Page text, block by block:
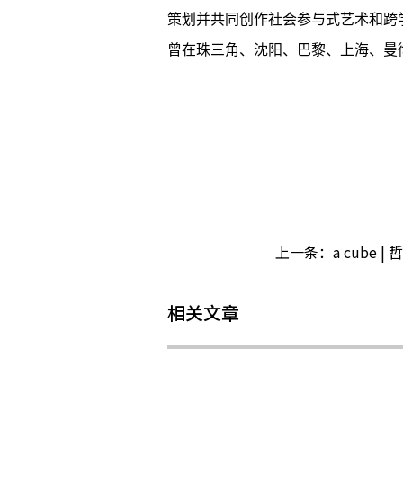
策划并共同创作社会参与式艺术和
曾在珠三角、沈阳、巴黎、上海、
上一条： a cube |
相关文章